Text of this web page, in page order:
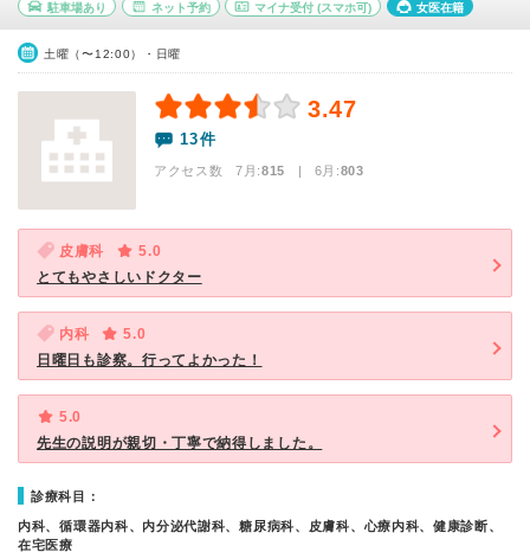
駐車場あり ネット予約 マイナ受付 (スマホ可) 女医在籍
土曜（〜12:00）・日曜
3.47
13件
アクセス数 7月:815 | 6月:803
皮膚科
5.0
とてもやさしいドクター
内科
5.0
日曜日も診察。行ってよかった！
5.0
先生の説明が親切・丁寧で納得しました。
診療科目：
内科、循環器内科、内分泌代謝科、糖尿病科、皮膚科、心療内科、健康診断、
在宅医療